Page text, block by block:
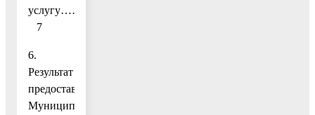
услугу………………………..
7
6.
Результат
предоставления
Муниципальной